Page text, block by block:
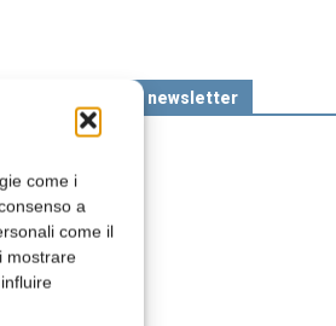
come i
a
come il
mostrare
Iscriviti alla newsletter